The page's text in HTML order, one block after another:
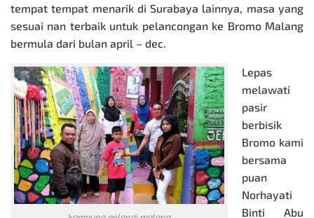
tempat tempat menarik di Surabaya lainnya, masa yang
sesuai nan terbaik untuk pelancongan ke Bromo Malang
bermula dari bulan april – dec.
Lepas
melawati
pasir
berbisik
Bromo kami
bersama
puan
Norhayati
Binti Abu